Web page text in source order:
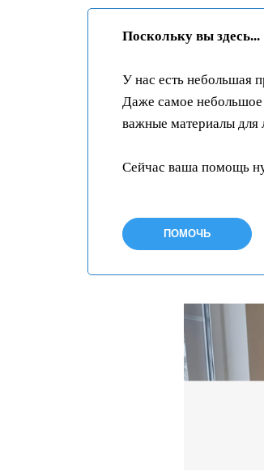
Поскольку вы здесь...
У нас есть небольшая
Даже самое небольшое
важные материалы для
Сейчас ваша помощь
ПОМОЧЬ